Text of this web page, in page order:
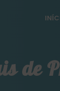
de